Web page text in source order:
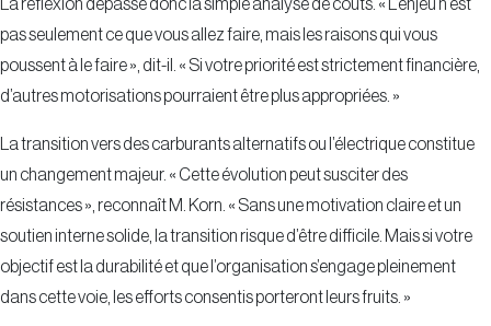
La réflexion dépasse donc la simple analyse de coûts. « L’enjeu n’est
pas seulement ce que vous allez faire, mais les raisons qui vous
poussent à le faire », dit-il. « Si votre priorité est strictement financière,
d’autres motorisations pourraient être plus appropriées. »
La transition vers des carburants alternatifs ou l’électrique constitue
un changement majeur. « Cette évolution peut susciter des
résistances », reconnaît M. Korn. « Sans une motivation claire et un
soutien interne solide, la transition risque d’être difficile. Mais si votre
objectif est la durabilité et que l’organisation s’engage pleinement
dans cette voie, les efforts consentis porteront leurs fruits. »